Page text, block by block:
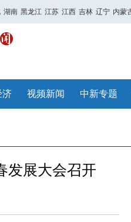
湖南 黑龙江 江苏 江西 吉林 辽宁 内蒙
济 视频新闻 中新专题
发展大会召开